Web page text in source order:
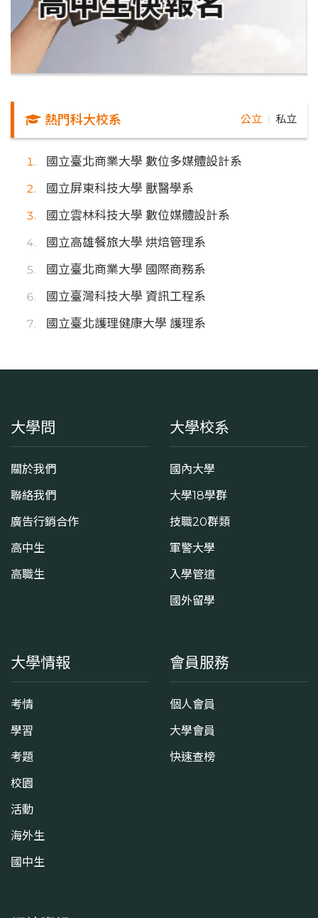
熱門科大校系 公立 私立
國立臺北商業大學 數位多媒體設計系
國立屏東科技大學 獸醫學系
國立雲林科技大學 數位媒體設計系
國立高雄餐旅大學 烘焙管理系
國立臺北商業大學 國際商務系
國立臺灣科技大學 資訊工程系
國立臺北護理健康大學 護理系
大學問
關於我們
聯絡我們
廣告行銷合作
高中生
高職生
大學校系
國內大學
大學18學群
技職20群類
軍警大學
入學管道
國外留學
大學情報
考情
學習
考題
校園
活動
海外生
國中生
會員服務
個人會員
大學會員
快速查榜